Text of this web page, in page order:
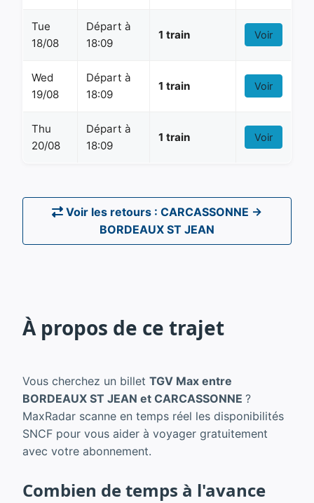
Tue
18/08
Départ à
18:09
1 train Voir
Wed
19/08
Départ à
18:09
1 train Voir
Thu
20/08
Départ à
18:09
1 train Voir
Voir les retours : CARCASSONNE →
BORDEAUX ST JEAN
À propos de ce trajet
Vous cherchez un billet TGV Max entre
BORDEAUX ST JEAN et CARCASSONNE ?
MaxRadar scanne en temps réel les disponibilités
SNCF pour vous aider à voyager gratuitement
avec votre abonnement.
Combien de temps à l'avance